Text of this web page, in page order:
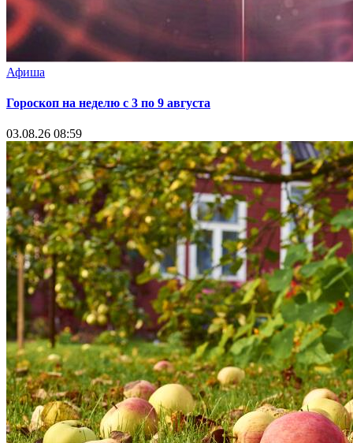
Афиша
Гороскоп на неделю с 3 по 9 августа
03.08.26 08:59